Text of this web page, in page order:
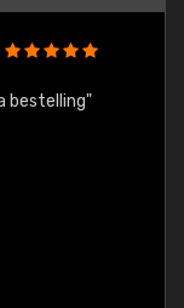
bestelling"